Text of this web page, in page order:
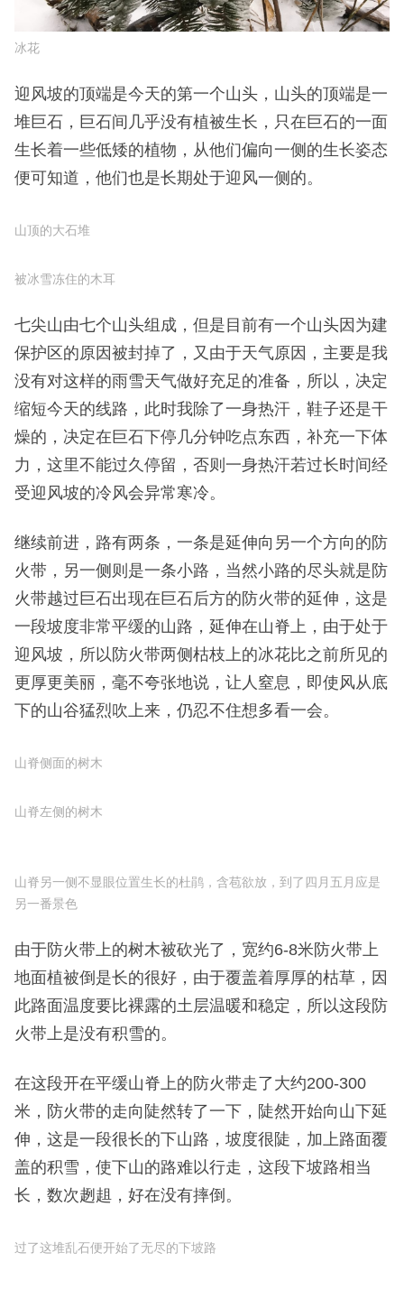
冰花
迎风坡的顶端是今天的第一个山头，山头的顶端是一
堆巨石，巨石间几乎没有植被生长，只在巨石的一面
生长着一些低矮的植物，从他们偏向一侧的生长姿态
便可知道，他们也是长期处于迎风一侧的。
被冰雪冻住的木耳
七尖山由七个山头组成，但是目前有一个山头因为建
保护区的原因被封掉了，又由于天气原因，主要是我
没有对这样的雨雪天气做好充足的准备，所以，决定
缩短今天的线路，此时我除了一身热汗，鞋子还是干
燥的，决定在巨石下停几分钟吃点东西，补充一下体
受迎风坡的冷风会异常寒冷。
火带越过巨石出现在巨石后方的防火带的延伸，这是
一段坡度非常平缓的山路，延伸在山脊上，由于处于
更厚更美丽，毫不夸张地说，让人窒息，即使风从底
山脊侧面的树木
山脊左侧的树木
山脊另一侧不显眼位置生长的杜鹃，含苞欲放，到了四月五月应是
另一番景色
地面植被倒是长的很好，由于覆盖着厚厚的枯草，因